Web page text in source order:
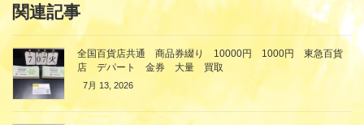
関連記事
全国百貨店共通 商品券綴り 10000円 1000円 東急百貨
店 デパート 金券 大量 買取
7月 13, 2026